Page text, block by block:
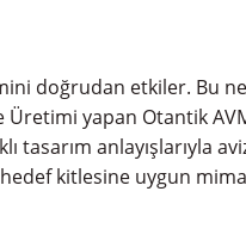
doğrudan etkiler. Bu
yapan Otantik
tasarım anlayışlarıyla
kitlesine uygun